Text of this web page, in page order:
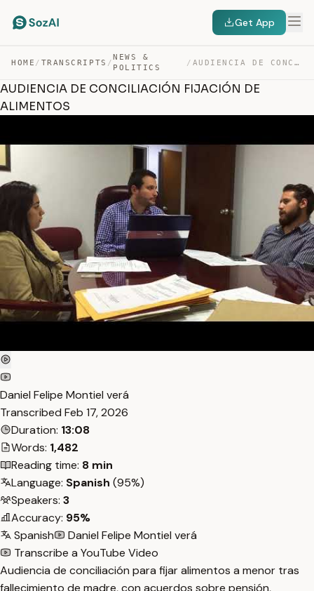
Get App
HOME / TRANSCRIPTS /
NEWS &
POLITICS
/ AUDIENCIA DE CONCILIACIÓN FIJACIÓN DE ALIMENTOS — TRANSCRIPT
AUDIENCIA DE CONCILIACIÓN FIJACIÓN DE
ALIMENTOS
Daniel Felipe Montiel verá
Transcribed Feb 17, 2026
Duration: 13:08
Words: 1,482
Reading time: 8 min
Language: Spanish (95%)
Speakers: 3
Accuracy: 95%
Spanish
Daniel Felipe Montiel verá
Transcribe a YouTube Video
Audiencia de conciliación para fijar alimentos a menor tras
fallecimiento de madre, con acuerdos sobre pensión,